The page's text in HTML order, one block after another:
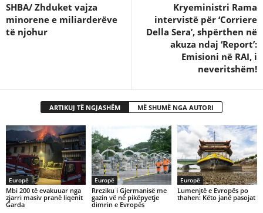
SHBA/ Zhduket vajza
minorene e miliarderëve
të njohur
Kryeministri Rama
intervistë për ‘Corriere
Della Sera’, shpërthen në
akuza ndaj ‘Report’:
Emisioni në RAI, i
neveritshëm!
ARTIKUJ TË NGJASHËM MË SHUMË NGA AUTORI
Europë
Mbi 200 të evakuuar nga
zjarri masiv pranë liqenit
Garda
Europë
​Rreziku i Gjermanisë me
gazin vë në pikëpyetje
dimrin e Evropës
Europë
Lumenjtë e Evropës po
thahen: Këto janë pasojat